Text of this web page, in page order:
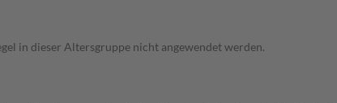
in dieser Altersgruppe nicht angewendet werden.